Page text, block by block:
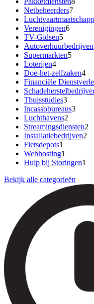
Netbeheerders7
Verenigingen6
TV-Gidsen5
Autoverhuurbedrijven
Supermarkten5
Loterijen4
Doe-het-zelfzaken4
Financiële
Thuisstudies3
Incassobureaus3
Luchthavens2
Streamingsdiensten2
Installatiebedrijven2
Fietsdepots1
Webhosting1
Hulp bij Storingen1
Bekijk alle categorieën